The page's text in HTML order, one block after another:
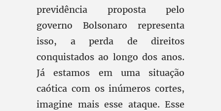
previdência proposta pelo
governo Bolsonaro representa
isso, a perda de direitos
conquistados ao longo dos anos.
Já estamos em uma situação
caótica com os inúmeros cortes,
imagine mais esse ataque. Esse